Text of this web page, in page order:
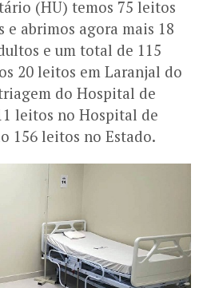
(HU) temos 75 leitos
abrimos agora mais 18
e um total de 115
20 leitos em Laranjal do
do Hospital de
leitos no Hospital de
156 leitos no Estado.